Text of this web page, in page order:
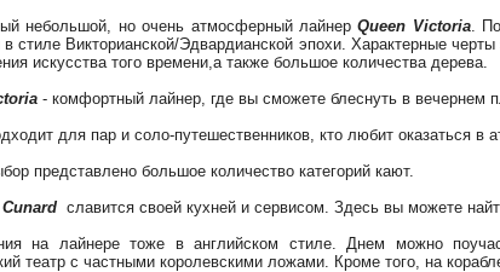
небольшой, но очень атмосферный лайнер Queen Victoria.
стиле Викторианской/Эдвардианской эпохи. Характерные
искусства того времени,а также большое количества дерева.
- комфортный лайнер, где вы сможете блеснуть в вечернем
для пар и соло-путешественников, кто любит оказаться в
представлено большое количество категорий кают.
Cunard славится своей кухней и сервисом. Здесь вы можете
на лайнере тоже в английском стиле. Днем можно
театр с частными королевскими ложами. Кроме того, на